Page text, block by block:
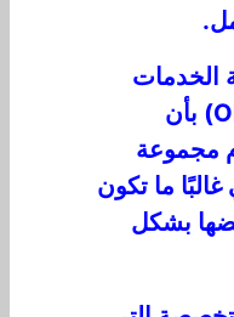
الخدمات
الصحية الحكومية (Okypy) بأن
مجموعة
ما تكون
بشكل